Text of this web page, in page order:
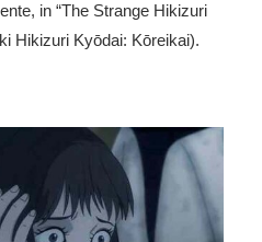
in “The Strange Hikizuri
Hikizuri Kyōdai: Kōreikai).